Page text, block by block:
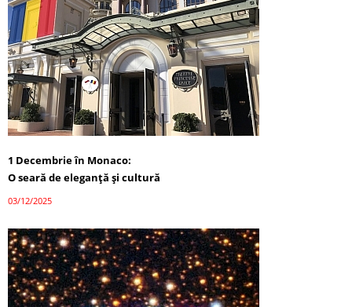
1 Decembrie în Monaco:
O seară de eleganță și cultură
03/12/2025